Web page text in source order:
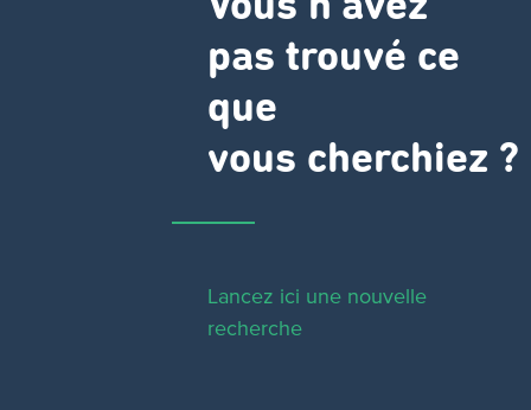
pas trouvé ce
que
vous cherchiez ?
Lancez ici une nouvelle
recherche